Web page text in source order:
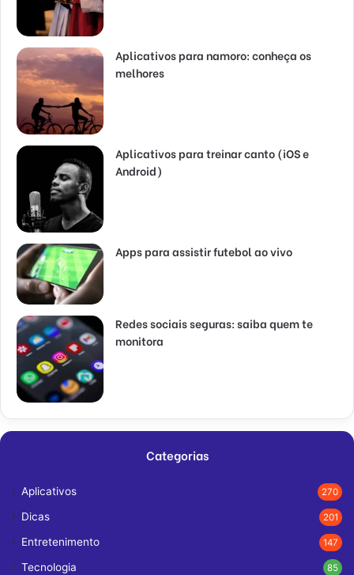
Aplicativos para namoro: conheça os
melhores
Aplicativos para treinar canto (iOS e
Android)
Apps para assistir futebol ao vivo
Redes sociais seguras: saiba quem te
monitora
Categorias
Aplicativos 270
Dicas 201
Entretenimento 147
Tecnologia 85